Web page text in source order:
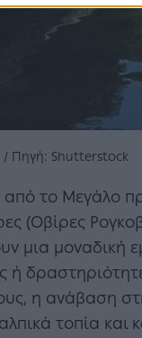
/ Πηγή: Shutterstock
το Μεγάλο
(Οβίρες
μια μοναδική
ή
η ανάβαση
τοπία και